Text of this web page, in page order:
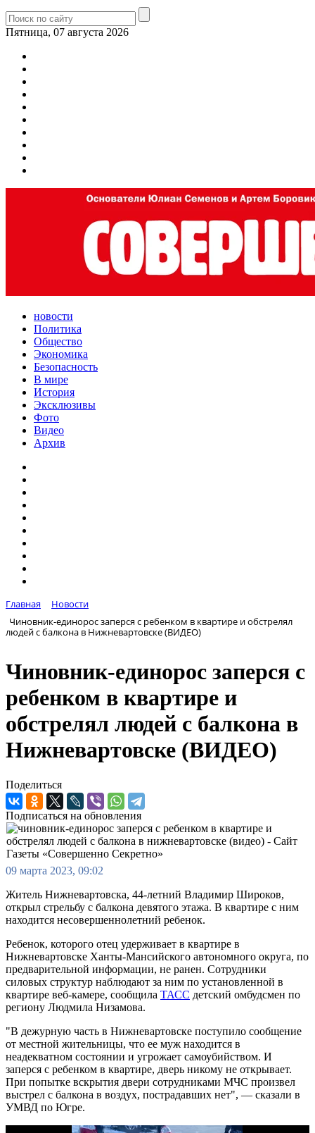
Пятница, 07 августа 2026
новости
Политика
Общество
Экономика
Безопасность
В мире
История
Эксклюзивы
Фото
Видео
Архив
Главная
Новости
Чиновник-единорос заперся с ребенком в квартире и обстрелял
людей с балкона в Нижневартовске (ВИДЕО)
Чиновник-единорос заперся с
ребенком в квартире и
обстрелял людей с балкона в
Нижневартовске (ВИДЕО)
Поделиться
Подписаться на обновления
09 марта 2023, 09:02
Житель Нижневартовска, 44-летний Владимир Широков,
открыл стрельбу с балкона девятого этажа. В квартире с ним
находится несовершеннолетний ребенок.
Ребенок, которого отец удерживает в квартире в
Нижневартовске Ханты-Мансийского автономного округа, по
предварительной информации, не ранен. Сотрудники
силовых структур наблюдают за ним по установленной в
квартире веб-камере, сообщила ТАСС детский омбудсмен по
региону Людмила Низамова.
"В дежурную часть в Нижневартовске поступило сообщение
от местной жительницы, что ее муж находится в
неадекватном состоянии и угрожает самоубийством. И
заперся с ребенком в квартире, дверь никому не открывает.
При попытке вскрытия двери сотрудниками МЧС произвел
выстрел с балкона в воздух, пострадавших нет", — сказали в
УМВД по Югре.